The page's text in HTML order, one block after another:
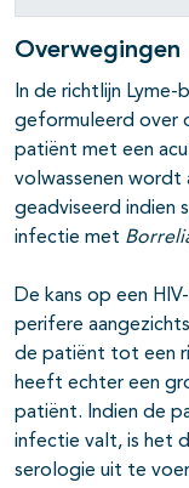
Overwegingen
In de richtlijn Lyme-
geformuleerd over
patiënt met een
volwassenen wordt
geadviseerd indien
infectie met
De kans op een
perifere
de patiënt tot een
heeft echter een
patiënt. Indien de
infectie valt, is het
serologie uit te